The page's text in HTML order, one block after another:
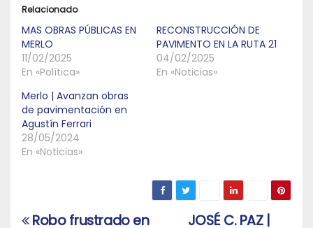
Relacionado
MAS OBRAS PÚBLICAS EN
MERLO
11/02/2025
En «Política»
RECONSTRUCCIÓN DE
PAVIMENTO EN LA RUTA 21
04/02/2025
En «Noticias»
Merlo | Avanzan obras
de pavimentación en
Agustín Ferrari
28/05/2024
En «Noticias»
JOSÉ C. PAZ |
Robo frustrado en